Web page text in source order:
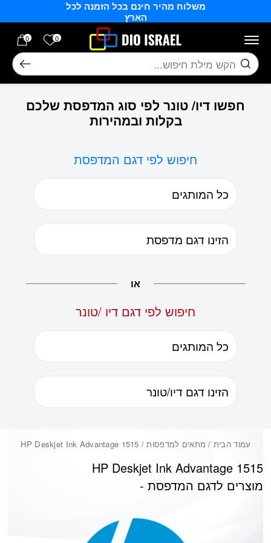
משלוח מהיר חינם בכל הזמנה לכל
הארץ
0 הרשימה
0
חיפוש
חפשו דיו/ טונר לפי סוג המדפסת שלכם
בקלות ובמהירות
חיפוש לפי דגם המדפסת
או
חיפוש לפי דגם דיו /טונר
עמוד הבית / מתאים למדפסות / HP Deskjet Ink Advantage 1515
HP Deskjet Ink Advantage 1515
מוצרים לדגם המדפסת -